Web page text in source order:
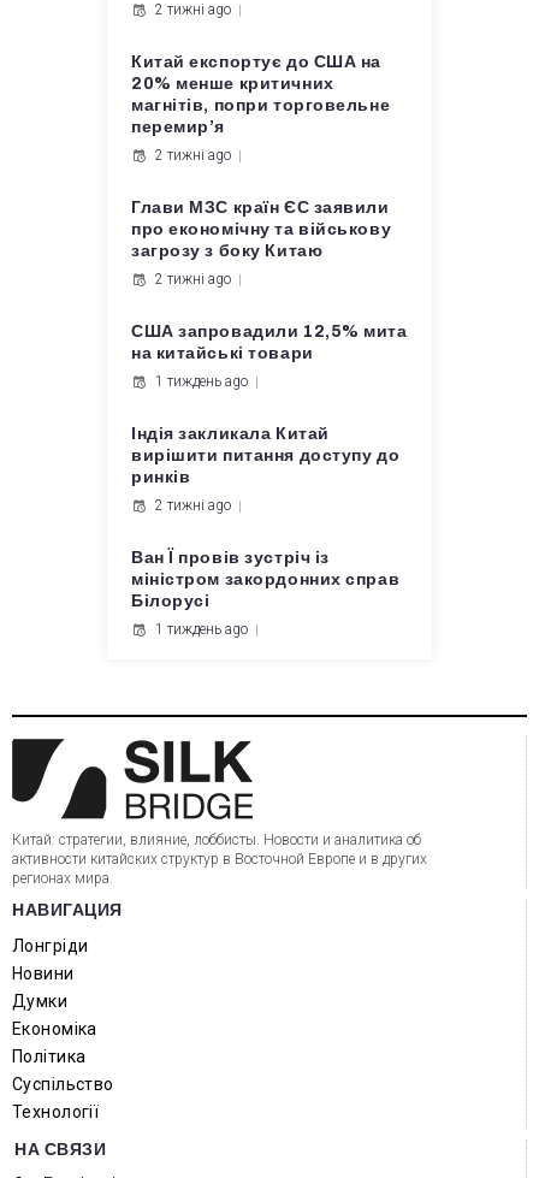
2 тижні ago
Китай експортує до США на
20% менше критичних
магнітів, попри торговельне
перемир’я
2 тижні ago
Глави МЗС країн ЄС заявили
про економічну та військову
загрозу з боку Китаю
2 тижні ago
США запровадили 12,5% мита
на китайські товари
1 тиждень ago
Індія закликала Китай
вирішити питання доступу до
ринків
2 тижні ago
Ван Ї провів зустріч із
міністром закордонних справ
Білорусі
1 тиждень ago
Китай: стратегии, влияние, лоббисты. Новости и аналитика об
активности китайских структур в Восточной Европе и в других
регионах мира.
НАВИГАЦИЯ
Лонгріди
Новини
Думки
Економіка
Політика
Суспільство
Технології
НА СВЯЗИ